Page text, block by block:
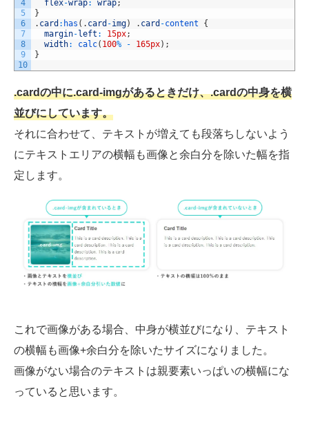
4
5
6
7
8
9
10
flex-wrap: wrap;
}
. card : has ( . card -img) . card -content
{
margin-left : 15px;
width: calc( 100% - 165px) ;
}
.cardの中に.card-imgがあるときだけ、.cardの中身を横
並びにしています。
それに合わせて、テキストが増えても段落ちしないよう
にテキストエリアの横幅も画像と余白分を除いた幅を指
定します。
これで画像がある場合、中身が横並びになり、テキスト
の横幅も画像+余白分を除いたサイズになりました。
画像がない場合のテキストは親要素いっぱいの横幅にな
っていると思います。